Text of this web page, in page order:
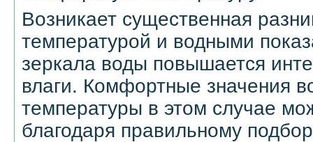
Возникает существенная
температурой и водными
зеркала воды повышается
влаги. Комфортные значения
температуры в этом случае
благодаря правильному